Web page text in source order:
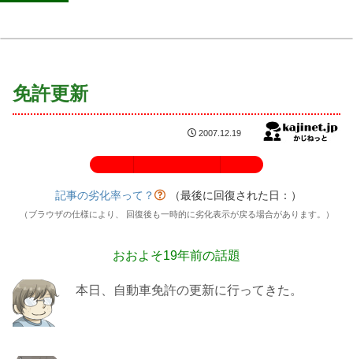
免許更新
2007.12.19
記事の劣化率って？ （最後に回復された日： ）
（ブラウザの仕様により、 回復後も一時的に劣化表示が戻る場合があります。）
おおよそ19年前の話題
本日、自動車免許の更新に行ってきた。